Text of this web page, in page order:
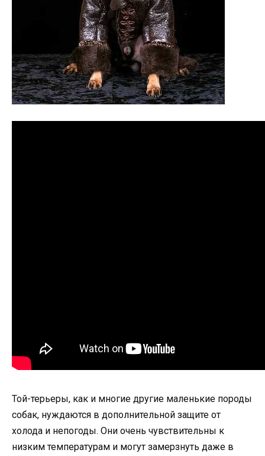
Той-терьеры, как и многие другие маленькие породы
собак, нуждаются в дополнительной защите от
холода и непогоды. Они очень чувствительны к
низким температурам и могут замерзнуть даже в